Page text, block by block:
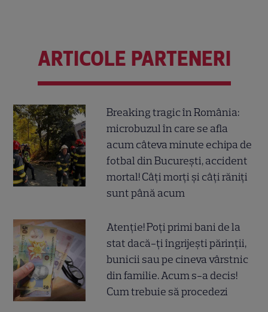
ARTICOLE PARTENERI
Breaking tragic în România:
microbuzul în care se afla
acum câteva minute echipa de
fotbal din București, accident
mortal! Câți morți și câți răniți
sunt până acum
Atenție! Poți primi bani de la
stat dacă-ți îngrijești părinții,
bunicii sau pe cineva vârstnic
din familie. Acum s-a decis!
Cum trebuie să procedezi